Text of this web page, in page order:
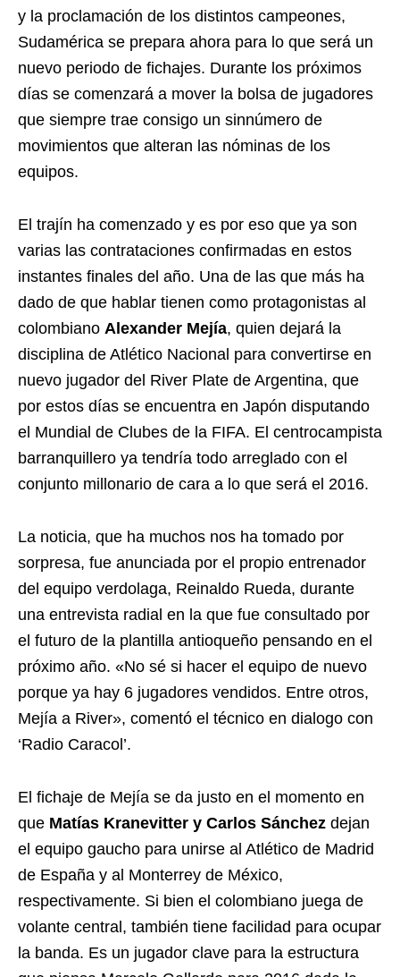
y la proclamación de los distintos campeones,
Sudamérica se prepara ahora para lo que será un
nuevo periodo de fichajes. Durante los próximos
días se comenzará a mover la bolsa de jugadores
que siempre trae consigo un sinnúmero de
movimientos que alteran las nóminas de los
equipos.
El trajín ha comenzado y es por eso que ya son
varias las contrataciones confirmadas en estos
instantes finales del año. Una de las que más ha
dado de que hablar tienen como protagonistas al
colombiano Alexander Mejía, quien dejará la
disciplina de Atlético Nacional para convertirse en
nuevo jugador del River Plate de Argentina, que
por estos días se encuentra en Japón disputando
el Mundial de Clubes de la FIFA. El centrocampista
barranquillero ya tendría todo arreglado con el
conjunto millonario de cara a lo que será el 2016.
La noticia, que ha muchos nos ha tomado por
sorpresa, fue anunciada por el propio entrenador
del equipo verdolaga, Reinaldo Rueda, durante
una entrevista radial en la que fue consultado por
el futuro de la plantilla antioqueño pensando en el
próximo año. «No sé si hacer el equipo de nuevo
porque ya hay 6 jugadores vendidos. Entre otros,
Mejía a River», comentó el técnico en dialogo con
‘Radio Caracol’.
El fichaje de Mejía se da justo en el momento en
que Matías Kranevitter y Carlos Sánchez dejan
el equipo gaucho para unirse al Atlético de Madrid
de España y al Monterrey de México,
respectivamente. Si bien el colombiano juega de
volante central, también tiene facilidad para ocupar
la banda. Es un jugador clave para la estructura